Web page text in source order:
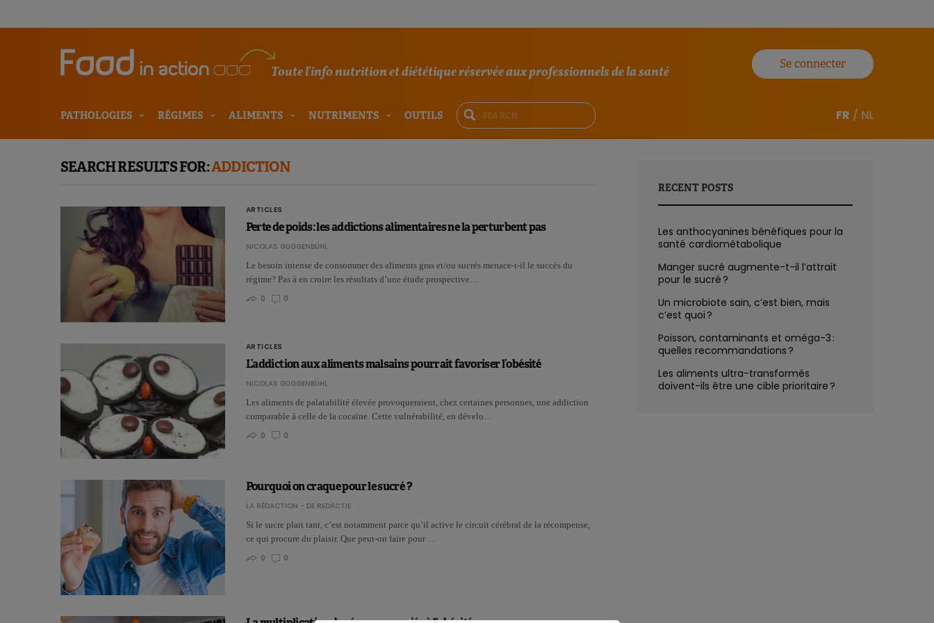
Toute l'info nutrition et diététique réservée aux professionnels de la santé
Se connecter
PATHOLOGIES RÉGIMES ALIMENTS NUTRIMENTS OUTILS FR / NL
SEARCH RESULTS FOR:ADDICTION
ARTICLES
Perte de poids: les addictions alimentaires ne la perturbent pas
NICOLAS GUGGENBÜHL
Le besoin intense de consommer des aliments gras et/ou sucrés menace-t-il le succès du
régime? Pas à en croire les résultats d’une étude prospective…
0
0
ARTICLES
L’addiction aux aliments malsains pourrait favoriser l’obésité
NICOLAS GUGGENBÜHL
Les aliments de palatabilité élevée provoqueraient, chez certaines personnes, une addiction
comparable à celle de la cocaïne. Cette vulnérabilité, en dévelo…
0
0
Pourquoi on craque pour le sucré ?
LA RÉDACTION - DE REDACTIE
Si le sucre plait tant, c’est notamment parce qu’il active le circuit cérébral de la récompense,
ce qui procure du plaisir. Que peut-on faire pour …
0
0
RECENT POSTS
Les anthocyanines bénéfiques pour la
santé cardiométabolique
Manger sucré augmente-t-il l’attrait
pour le sucré ?
Un microbiote sain, c’est bien, mais
c’est quoi ?
Poisson, contaminants et oméga-3 :
quelles recommandations ?
Les aliments ultra-transformés
doivent-ils être une cible prioritaire ?